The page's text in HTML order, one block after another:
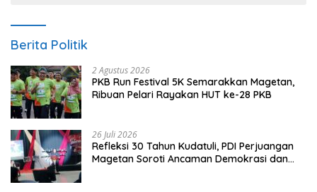
Berita Politik
2 Agustus 2026
PKB Run Festival 5K Semarakkan Magetan,
Ribuan Pelari Rayakan HUT ke-28 PKB
26 Juli 2026
Refleksi 30 Tahun Kudatuli, PDI Perjuangan
Magetan Soroti Ancaman Demokrasi dan